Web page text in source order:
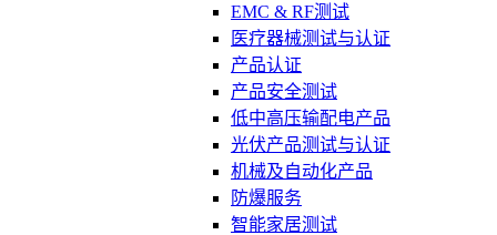
EMC & RF测试
医疗器械测试与认证
产品认证
产品安全测试
低中高压输配电产品
光伏产品测试与认证
机械及自动化产品
防爆服务
智能家居测试